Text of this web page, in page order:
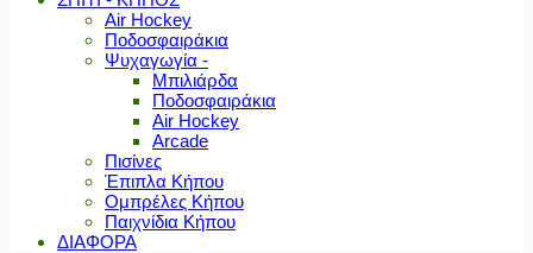
Air Hockey
Ποδοσφαιράκια
Ψυχαγωγία -
Μπιλιάρδα
Ποδοσφαιράκια
Air Hockey
Arcade
Πισίνες
Έπιπλα Κήπου
Ομπρέλες Κήπου
Παιχνίδια Κήπου
ΔΙΑΦΟΡΑ